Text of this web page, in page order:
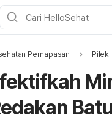
Pernapasan Pilek